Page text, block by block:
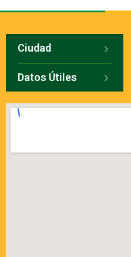
Ciudad
Datos Útiles